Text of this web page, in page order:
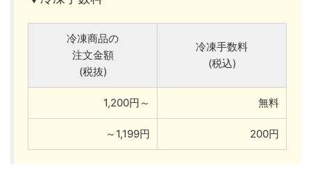
冷凍商品の
注文金額
(税抜)
冷凍手数料
(税込)
1,200円～ 無料
～1,199円 200円